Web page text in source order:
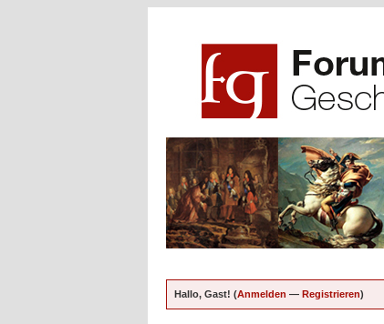
Hallo, Gast! (Anmelden — Registrieren)